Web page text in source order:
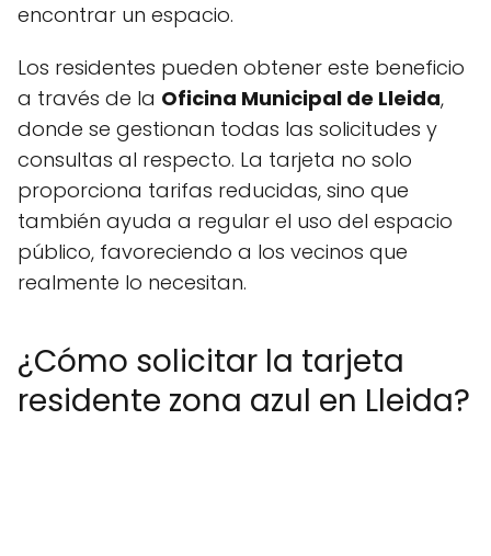
encontrar un espacio.
Los residentes pueden obtener este beneficio
a través de la Oficina Municipal de Lleida,
donde se gestionan todas las solicitudes y
consultas al respecto. La tarjeta no solo
proporciona tarifas reducidas, sino que
también ayuda a regular el uso del espacio
público, favoreciendo a los vecinos que
realmente lo necesitan.
¿Cómo solicitar la tarjeta
residente zona azul en Lleida?